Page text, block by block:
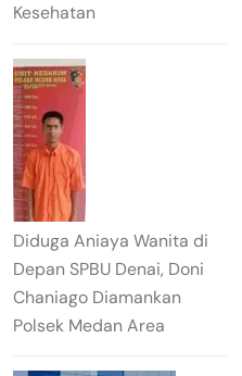
Kesehatan
Diduga Aniaya Wanita di
Depan SPBU Denai, Doni
Chaniago Diamankan
Polsek Medan Area